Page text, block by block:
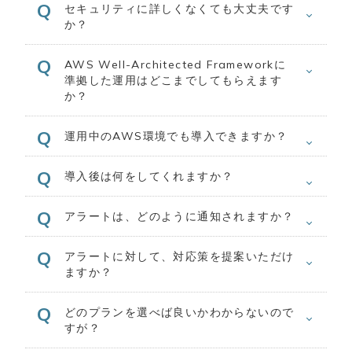
セキュリティに詳しくなくても大丈夫です
か？
AWS Well-Architected Frameworkに
準拠した運用はどこまでしてもらえます
か？
運用中のAWS環境でも導入できますか？
導入後は何をしてくれますか？
アラートは、どのように通知されますか？
アラートに対して、対応策を提案いただけ
ますか？
どのプランを選べば良いかわからないので
すが？